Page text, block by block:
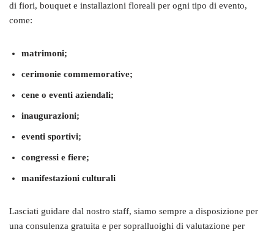
di fiori, bouquet e installazioni floreali per ogni tipo di evento,
come:
matrimoni;
cerimonie commemorative;
cene o eventi aziendali;
inaugurazioni;
eventi sportivi;
congressi e fiere;
manifestazioni culturali
Lasciati guidare dal nostro staff, siamo sempre a disposizione per
una consulenza gratuita e per sopralluoighi di valutazione per